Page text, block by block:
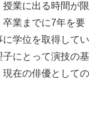
業に出る時間が限
業までに7年を要
学位を取得してい
にとって演技の基
在の俳優としての